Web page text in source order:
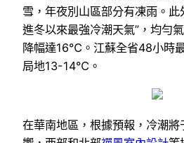
雪，年夜別山區部分有凍雨。此
進冬以來最強冷潮天氣”，均勻
降幅達16℃。江蘇全省48小時
局地13-14℃。
在華南地區，根據預報，冷潮